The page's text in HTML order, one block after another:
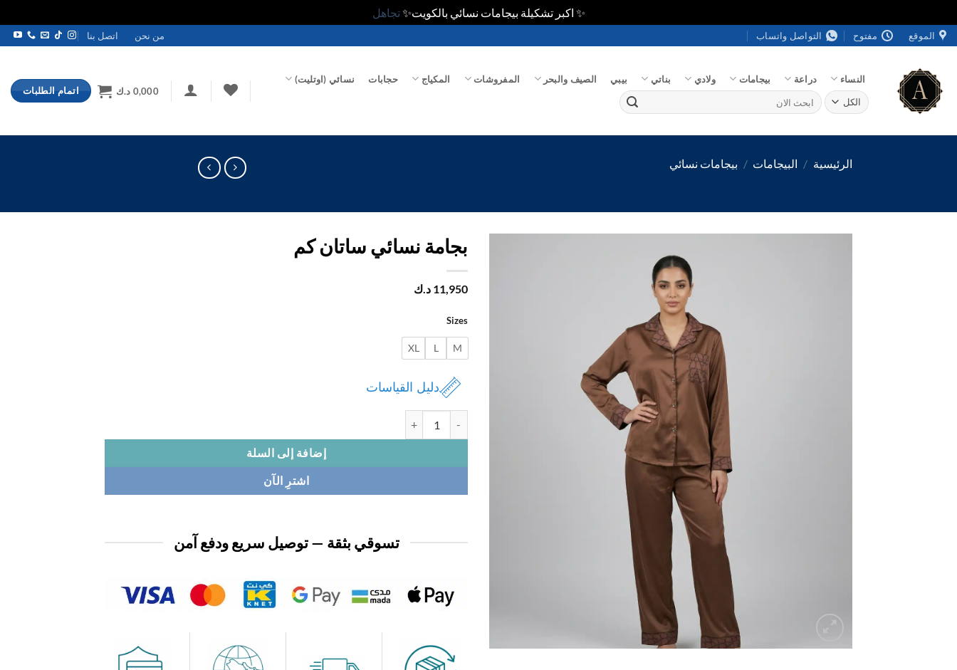
✨ اكبر تشكيلة بيجامات نسائي بالكويت✨تجاهل
تخطي
للمحتوى
الموقع مفتوح التواصل واتساب من نحن اتصل بنا
النساء دراعة بيجامات ولادي بناتي بيبي الصيف والبحر المفروشات المكياج حجابات نسائي (اوتليت)
البحث
عن:
0,000 د.ك اتمام الطلبات
الرئيسية / البيجامات / بيجامات نسائي
بجامة نسائي ساتان كم
11,950 د.ك
Sizes
M
L
XL
دليل القياسات
إضافة إلى السلة
اشترِ الآن
تسوقي بثقة — توصيل سريع ودفع آمن